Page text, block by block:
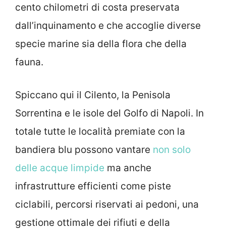
cento chilometri di costa preservata
dall’inquinamento e che accoglie diverse
specie marine sia della flora che della
fauna.
Spiccano qui il Cilento, la Penisola
Sorrentina e le isole del Golfo di Napoli. In
totale tutte le località premiate con la
bandiera blu possono vantare non solo
delle acque limpide ma anche
infrastrutture efficienti come piste
ciclabili, percorsi riservati ai pedoni, una
gestione ottimale dei rifiuti e della